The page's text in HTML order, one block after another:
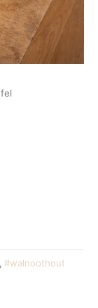
, #walnoothout